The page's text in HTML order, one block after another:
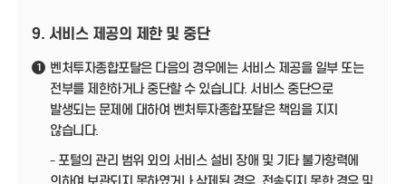
9. 서비스 제공의 제한 및 중단
1
벤처투자종합포탈은 다음의 경우에는 서비스 제공을 일부 또는
전부를 제한하거나 중단할 수 있습니다. 서비스 중단으로
발생되는 문제에 대하여 벤처투자종합포탈은 책임을 지지
않습니다.
- 포털의 관리 범위 외의 서비스 설비 장애 및 기타 불가항력에